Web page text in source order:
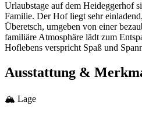
Urlaubstage auf dem Heideggerhof
Familie. Der Hof liegt sehr
Überetsch, umgeben von einer
familiäre Atmosphäre lädt zum
Hoflebens verspricht Spaß und
Ausstattung &
🏔 Lage